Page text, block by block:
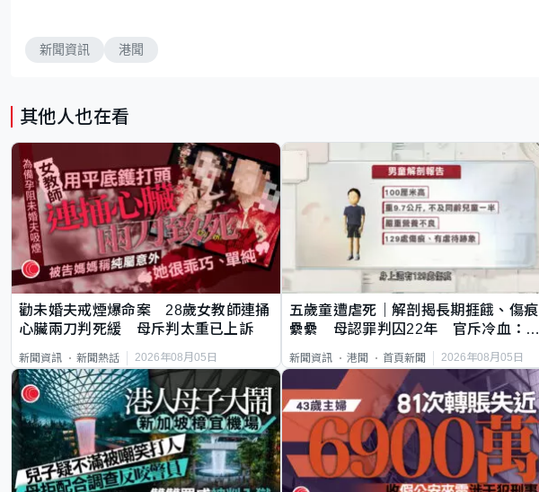
新聞資訊 港聞
其他人也在看
勸未婚夫戒煙爆命案 28歲女教師連捅
心臟兩刀判死緩 母斥判太重已上訴
新聞資訊 新聞熱話 2026年08月05日
五歲童遭虐死｜解剖揭長期捱餓、傷痕
纍纍 母認罪判囚22年 官斥冷血：同
新聞資訊 港聞 首頁新聞 2026年08月05日